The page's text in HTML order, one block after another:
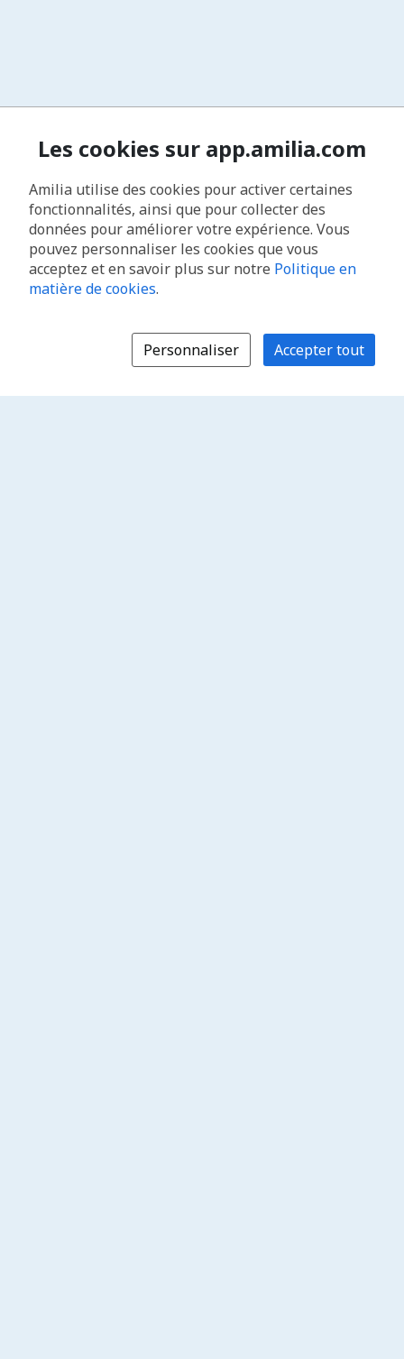
Les cookies sur app.amilia.com
Amilia utilise des cookies pour activer certaines
fonctionnalités, ainsi que pour collecter des
données pour améliorer votre expérience. Vous
pouvez personnaliser les cookies que vous
acceptez et en savoir plus sur notre Politique en
matière de cookies.
Personnaliser Accepter tout